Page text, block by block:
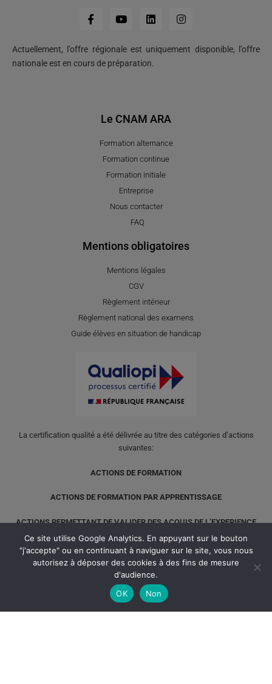
Actuellement, l’offre régionale est uniquement disponible, l’offre
nationale est en cours de préparation.
Le CNAM ARA
Formation alternance
Formation continue
Formation initiale
Entreprise
Nous contacter
FAQ
Mentions obligatoires
Mentions légales
CGV
Règlement intérieur
Règlement national des examens
Guide élèves en situation de handicap
La certification qualité a été délivrée au titre des catégories d’actions
suivantes:
ACTIONS DE FORMATION
ACTIONS DE FORMATION PAR APPRENTISSAGE
ACTIONS PERMETTANT DE VALIDER DES ACQUIS DE L’EXPERIENCE
Ce site utilise Google Analytics. En appuyant sur le bouton
"j'accepte" ou en continuant à naviguer sur le site, vous nous
autorisez à déposer des cookies à des fins de mesure
d'audience.
OK
Non